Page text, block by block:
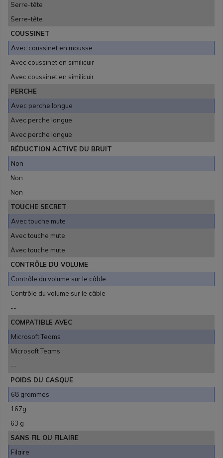
Serre-tête
Serre-tête
COUSSINET
Avec coussinet en mousse
Avec coussinet en similicuir
Avec coussinet en similicuir
PERCHE
Avec perche longue
Avec perche longue
Avec perche longue
RÉDUCTION ACTIVE DU BRUIT
Non
Non
Non
TOUCHE SECRET
Avec touche mute
Avec touche mute
Avec touche mute
CONTRÔLE DU VOLUME
Contrôle du volume sur le câble
Contrôle du volume sur le câble
--
COMPATIBLE AVEC
Microsoft Teams
Microsoft Teams
--
POIDS DU CASQUE
68 grammes
167g
63 g
SANS FIL OU FILAIRE
Filaire